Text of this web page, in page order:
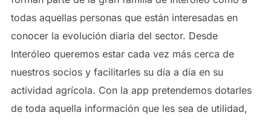
todas aquellas personas que están interesadas en
conocer la evolución diaria del sector. Desde
Interóleo queremos estar cada vez más cerca de
nuestros socios y facilitarles su día a día en su
actividad agrícola. Con la app pretendemos dotarles
de toda aquella información que les sea de utilidad,